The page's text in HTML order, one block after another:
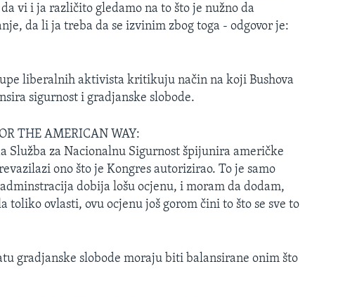
vi i ja različito gledamo na to što je nužno da
da li ja treba da se izvinim zbog toga - odgovor je:
liberalnih aktivista kritikuju način na koji Bushova
sigurnost i gradjanske slobode.
THE AMERICAN WAY:
Služba za Nacionalnu Sigurnost špijunira američke
ono što je Kongres autorizirao. To je samo
dobija lošu ocjenu, i moram da dodam,
toliko ovlasti, ovu ocjenu još gorom čini to što se sve to
gradjanske slobode moraju biti balansirane onim što